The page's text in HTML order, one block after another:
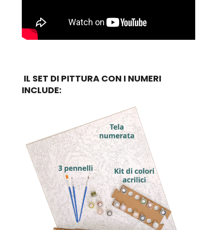
IL SET DI PITTURA CON I NUMERI
INCLUDE: